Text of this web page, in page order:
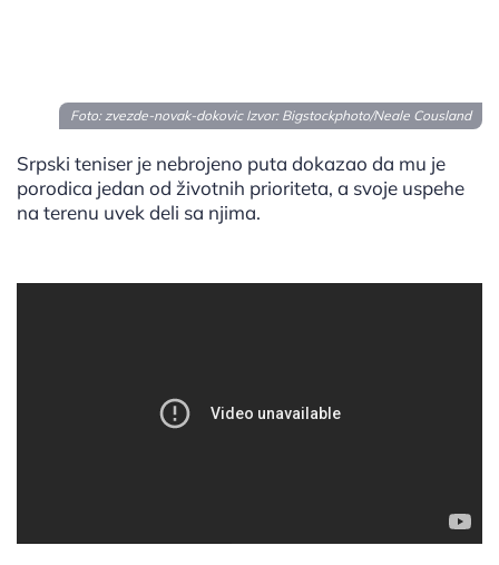
Foto: zvezde-novak-dokovic Izvor: Bigstockphoto/Neale Cousland
Srpski teniser je nebrojeno puta dokazao da mu je
porodica jedan od životnih prioriteta, a svoje uspehe
na terenu uvek deli sa njima.